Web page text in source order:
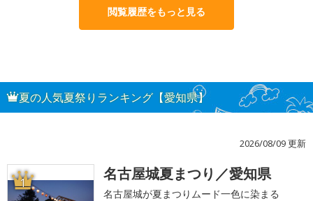
閲覧履歴をもっと見る
夏の人気夏祭りランキング【愛知県】
2026/08/09 更新
1 名古屋城夏まつり／愛知県
名古屋城が夏まつりムード一色に染まる